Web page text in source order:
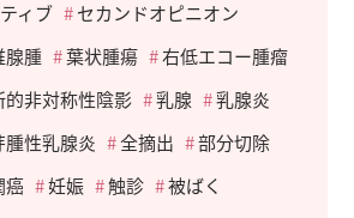
ィブ
セカンドオピニオン
腺腫 葉状腫瘍
右低エコー腫瘤
的非対称性陰影 乳腺
乳腺炎
腫性乳腺炎 全摘出
部分切除
癌 妊娠 触診
被ばく